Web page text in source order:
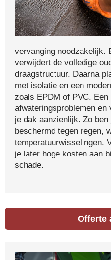
vervanging noodzakelijk.
verwijdert de volledige
draagstructuur. Daarna
met isolatie en een
zoals EPDM of PVC.
afwateringsproblemen en
je dak aanzienlijk. Zo
beschermd tegen regen,
temperatuurwisselingen.
je later hoge kosten aan
schade.
Offerte